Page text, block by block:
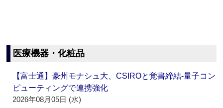
医療機器・化粧品
【富士通】豪州モナシュ大、CSIROと覚書締結‐量子コン
ピューティングで連携強化
2026年08月05日 (水)